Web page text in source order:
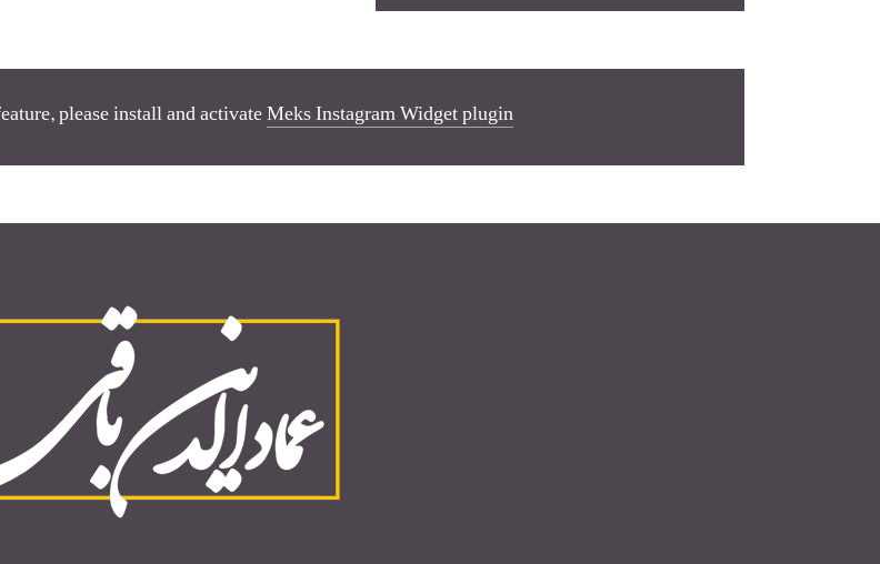
please install and activate Meks Instagram Widget plugin